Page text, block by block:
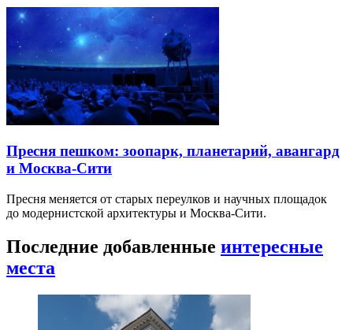
Пресня пешком: зоопарк, планетарий, авангард
и Москва-Сити
Пресня меняется от старых переулков и научных площадок
до модернистской архитектуры и Москва-Сити.
Последние добавленные интересные
места